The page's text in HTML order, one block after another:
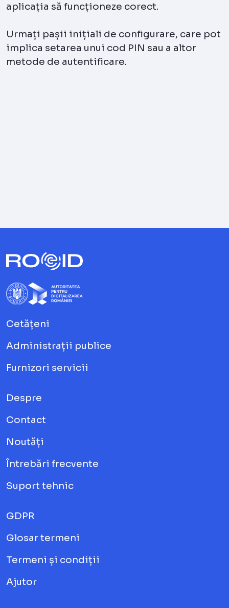
aplicația să funcționeze corect.
Urmați pașii inițiali de configurare, care pot
implica setarea unui cod PIN sau a altor
metode de autentificare.
Cetățeni
Administrații publice
Furnizori servicii
Despre
Contact
Noutăți
Întrebări frecvente
Suport tehnic
GDPR
Glosar termeni
Termeni și condiții
Ajutor